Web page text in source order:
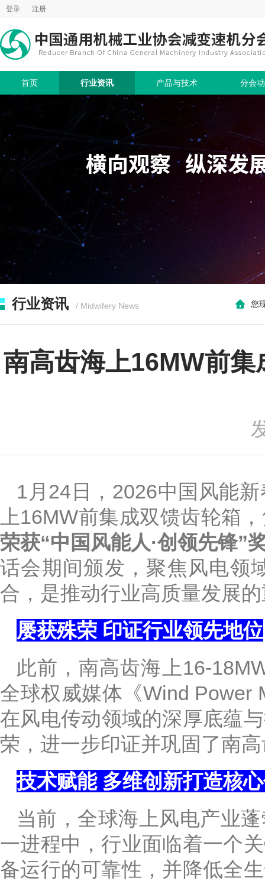
登录 注册
首页 行业资讯 产品与技术 分会
行业资讯 / Midwifery News 您
南高齿海上16MW前
1月24日，2026中国风能
上16MW前集成双馈齿轮箱
荣获“中国风能人·创领先锋”
话会期间颁发，聚焦风电领
合，是推动行业高质量发展
屡获殊荣 印证行业领先地位
此前，南高齿海上16-
全球权威媒体《Wind Power
在风电传动领域的深厚底蕴
荣，进一步印证并巩固了南
技术赋能 多维创新打造核
当前，全球海上风电产业
一进程中，行业面临着一个
备运行的可靠性，并降低全